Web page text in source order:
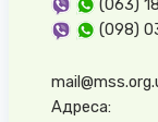
(098)
Адреса: